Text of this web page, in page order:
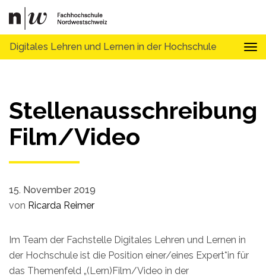
Digitales Lehren und Lernen in der Hochschule
Stellenausschreibung
Film/Video
15. November 2019
von Ricarda Reimer
Im Team der Fachstelle Digitales Lehren und Lernen in
der Hochschule ist die Position einer/eines Expert*in für
das Themenfeld „(Lern)Film/Video in der